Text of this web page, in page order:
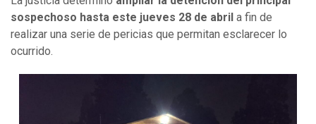
sospechoso hasta este jueves 28 de abril a fin de
realizar una serie de pericias que permitan esclarecer lo
ocurrido.